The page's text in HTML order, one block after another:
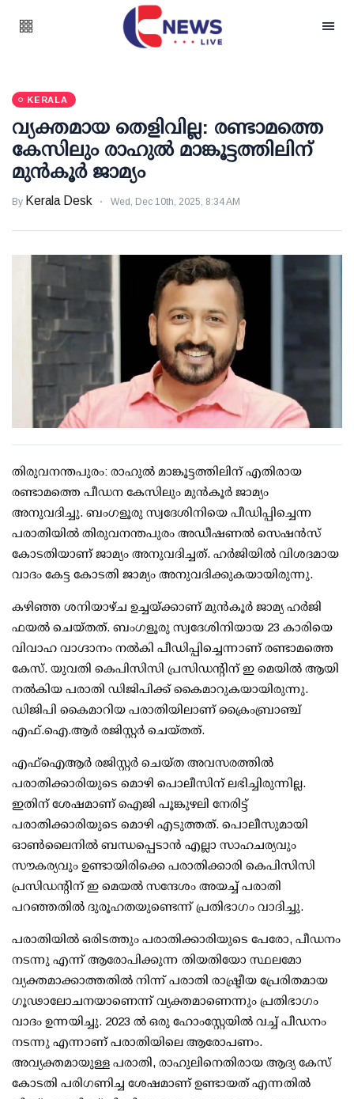
KERALA
വ്യക്തമായ തെളിവില്ല: രണ്ടാമത്തെ
കേസിലും രാഹുല്‍ മാങ്കൂട്ടത്തിലിന്
മുന്‍കൂര്‍ ജാമ്യം
By Kerala Desk Wed, Dec 10th, 2025, 8:34 AM
തിരുവനന്തപുരം: രാഹുല്‍ മാങ്കൂട്ടത്തിലിന് എതിരായ
രണ്ടാമത്തെ പീഡന കേസിലും മുന്‍കൂര്‍ ജാമ്യം
അനുവദിച്ചു. ബംഗളൂരു സ്വദേശിനിയെ പീഡിപ്പിച്ചെന്ന
പരാതിയില്‍ തിരുവനന്തപുരം അഡീഷണല്‍ സെഷന്‍സ്
കോടതിയാണ് ജാമ്യം അനുവദിച്ചത്. ഹര്‍ജിയില്‍ വിശദമായ
വാദം കേട്ട കോടതി ജാമ്യം അനുവദിക്കുകയായിരുന്നു.
കഴിഞ്ഞ ശനിയാഴ്ച ഉച്ചയ്ക്കാണ് മുന്‍കൂര്‍ ജാമ്യ ഹര്‍ജി
ഫയല്‍ ചെയ്തത്. ബംഗളൂരു സ്വദേശിനിയായ 23 കാരിയെ
വിവാഹ വാഗ്ദാനം നല്‍കി പീഡിപ്പിച്ചെന്നാണ് രണ്ടാമത്തെ
കേസ്. യുവതി കെപിസിസി പ്രസിഡന്റിന് ഇ മെയില്‍ ആയി
നല്‍കിയ പരാതി ഡിജിപിക്ക് കൈമാറുകയായിരുന്നു.
ഡിജിപി കൈമാറിയ പരാതിയിലാണ് ക്രൈംബ്രാഞ്ച്
എഫ്.ഐ.ആര്‍ രജിസ്റ്റര്‍ ചെയ്തത്.
എഫ്ഐആര്‍ രജിസ്റ്റര്‍ ചെയ്ത അവസരത്തില്‍
പരാതിക്കാരിയുടെ മൊഴി പൊലീസിന് ലഭിച്ചിരുന്നില്ല.
ഇതിന് ശേഷമാണ് ഐജി പൂങ്കുഴലി നേരിട്ട്
പരാതിക്കാരിയുടെ മൊഴി എടുത്തത്. പൊലീസുമായി
ഓണ്‍ലൈനില്‍ ബന്ധപ്പെടാന്‍ എല്ലാ സാഹചര്യവും
സൗകര്യവും ഉണ്ടായിരിക്കെ പരാതിക്കാരി കെപിസിസി
പ്രസിഡന്റിന് ഇ മെയല്‍ സന്ദേശം അയച്ച് പരാതി
പറഞ്ഞതില്‍ ദുരൂഹതയുണ്ടെന്ന് പ്രതിഭാഗം വാദിച്ചു.
പരാതിയില്‍ ഒരിടത്തും പരാതിക്കാരിയുടെ പേരോ, പീഡനം
നടന്നു എന്ന് ആരോപിക്കുന്ന തിയതിയോ സ്ഥലമോ
വ്യക്തമാക്കാത്തതില്‍ നിന്ന് പരാതി രാഷ്ട്രീയ പ്രേരിതമായ
ഗൂഢാലോചനയാണെന്ന് വ്യക്തമാണെന്നും പ്രതിഭാഗം
വാദം ഉന്നയിച്ചു. 2023 ല്‍ ഒരു ഹോംസ്റ്റേയില്‍ വച്ച് പീഡനം
നടന്നു എന്നാണ് പരാതിയിലെ ആരോപണം.
അവ്യക്തമായുള്ള പരാതി, രാഹുലിനെതിരായ ആദ്യ കേസ്
കോടതി പരിഗണിച്ച ശേഷമാണ് ഉണ്ടായത് എന്നതില്‍